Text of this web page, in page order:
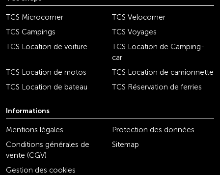
TCS Microcorner
TCS Velocorner
TCS Campings
TCS Voyages
TCS Location de voiture
TCS Location de Camping-
car
TCS Location de motos
TCS Location de camionnette
TCS Location de bateau
TCS Réservation de ferries
Informations
Mentions légales
Protection des données
Conditions générales de
vente (CGV)
Sitemap
Gestion des cookies